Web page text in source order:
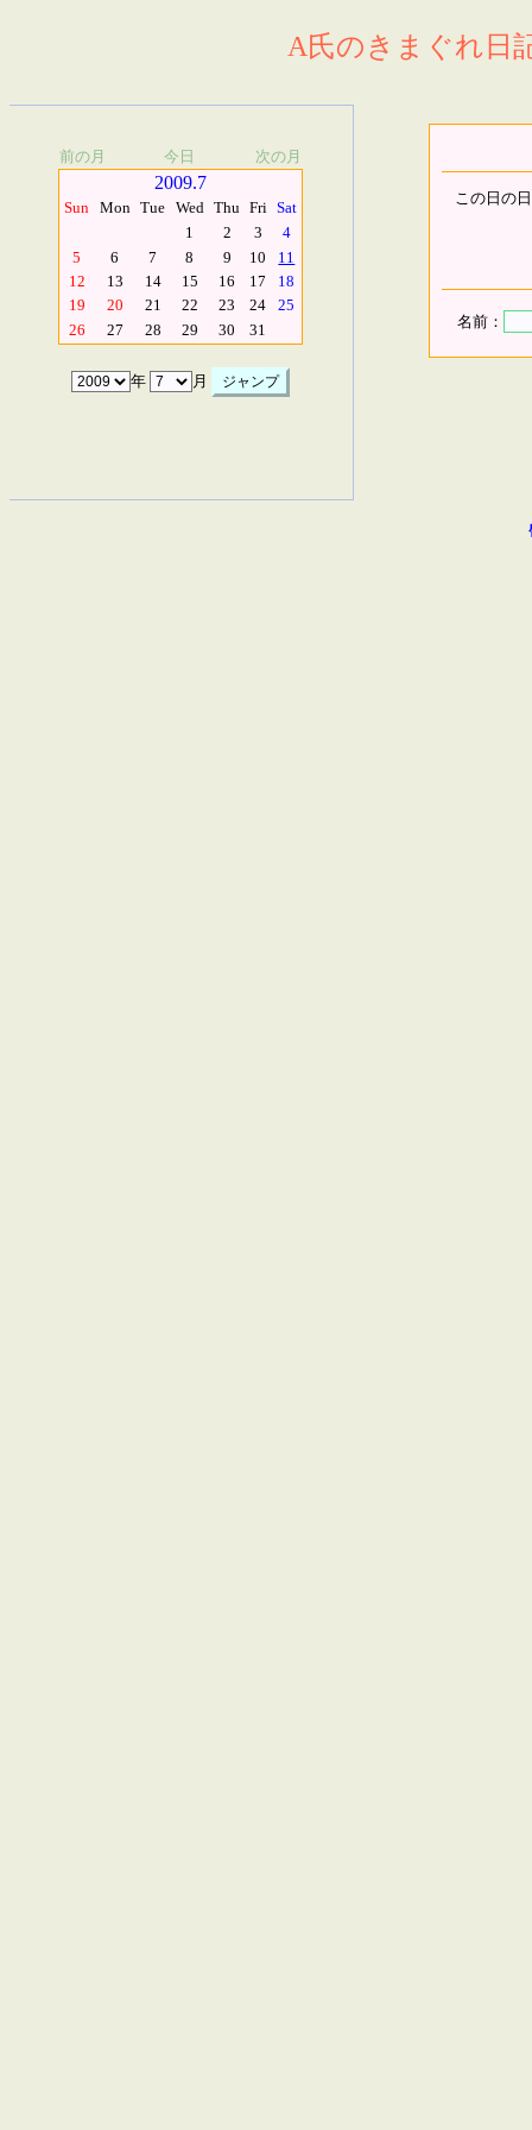
A氏のきまぐれ日
前の月 今日 次の月
2009.7
Sun Mon Tue Wed Thu Fri Sat
1
2 3
4
5
6 7 8 9 10
11
12
13 14 15 16 17
18
19
20 21 22 23 24
25
26
27 28 29 30 31
年 月
この日の
名前：